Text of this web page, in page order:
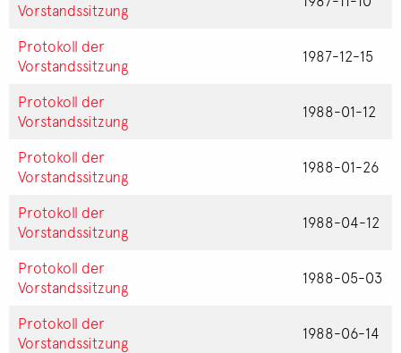
Vorstandssitzung
Protokoll der
Vorstandssitzung
1987-12-15
Protokoll der
Vorstandssitzung
1988-01-12
Protokoll der
Vorstandssitzung
1988-01-26
Protokoll der
Vorstandssitzung
1988-04-12
Protokoll der
Vorstandssitzung
1988-05-03
Protokoll der
Vorstandssitzung
1988-06-14